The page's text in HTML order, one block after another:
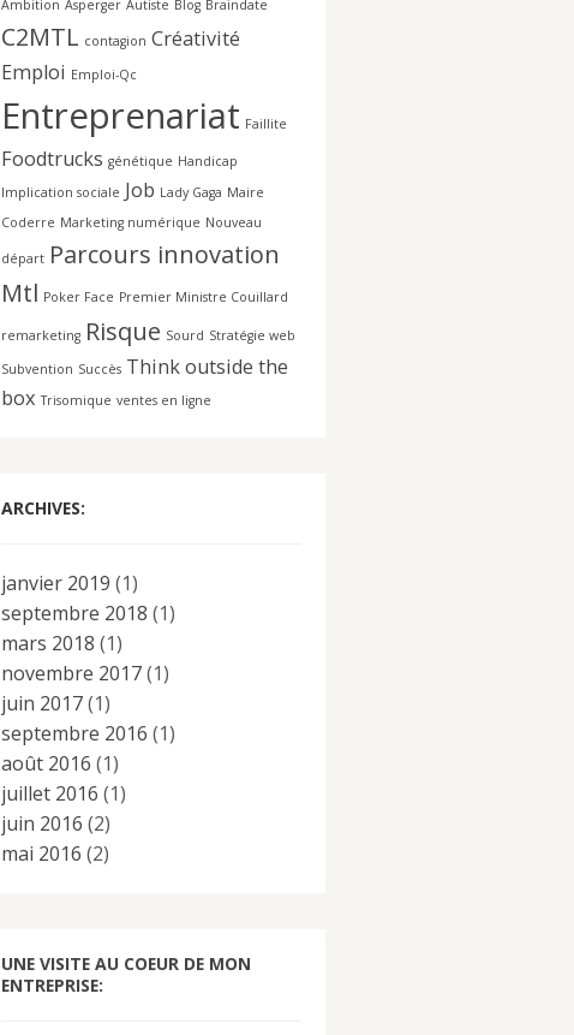
Ambition Asperger Autiste Blog Braindate
C2MTL contagion Créativité
Emploi Emploi-Qc
Entreprenariat Faillite
Foodtrucks génétique Handicap
Implication sociale Job Lady Gaga Maire
Coderre Marketing numérique Nouveau
départ Parcours innovation
Mtl Poker Face Premier Ministre Couillard
remarketing Risque Sourd Stratégie web
Subvention Succès Think outside the
box Trisomique ventes en ligne
ARCHIVES:
janvier 2019 (1)
septembre 2018 (1)
mars 2018 (1)
novembre 2017(1)
juin 2017(1)
septembre 2016 (1)
août 2016 (1)
juillet 2016 (1)
juin 2016 (2)
mai 2016 (2)
UNE VISITE AU COEUR DE MON
ENTREPRISE: